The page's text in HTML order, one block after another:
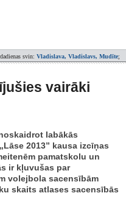
svin: Vladislava, Vladislavs, Mudīte;
vairāki
labākās
2013” kausa izcīņas
pamatskolu un
ir kļuvušas par
volejbola sacensībām
skaits atlases sacensībās